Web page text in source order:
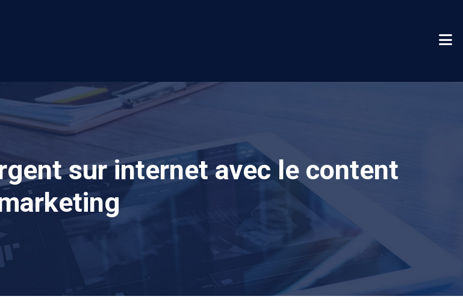
sur internet avec le content